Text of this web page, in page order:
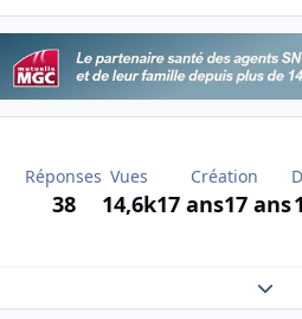
Réponses
38
Vues
14,6k
Création
17 ans17 ans